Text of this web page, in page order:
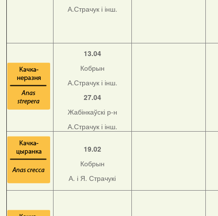
А.Страчук і інш.
13.04
Кобрын
А.Страчук і інш.
27.04
Жабінкаўскі р-н
А.Страчук і інш.
19.02
Кобрын
А. і Я. Страчукі